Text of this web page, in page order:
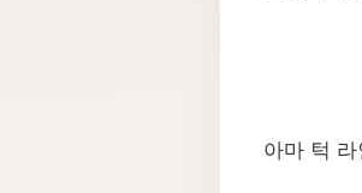
아마 턱